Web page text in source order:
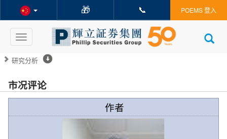
🎁 📞 POEMS 登入
Toggle
navigation
研究分析
市况评论
作者